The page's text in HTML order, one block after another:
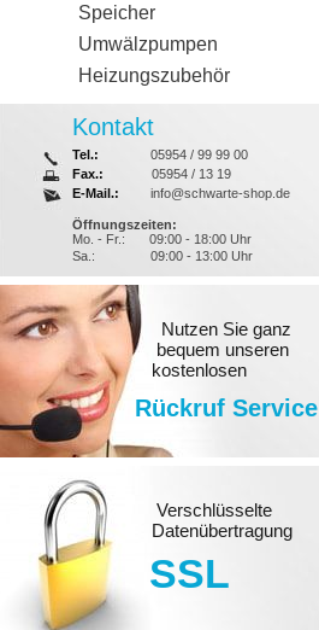
Speicher
Umwälzpumpen
Heizungszubehör
Kontakt
Tel.:
05954 / 99 99 00
Fax.:
05954 / 13 19
E-Mail.:
info@schwarte-shop.de
Öffnungszeiten:
Mo. - Fr.:
09:00 - 18:00 Uhr
Sa.:
09:00 - 13:00 Uhr
Nutzen Sie ganz
bequem unseren
kostenlosen
Rückruf Service
Verschlüsselte
Datenübertragung
SSL